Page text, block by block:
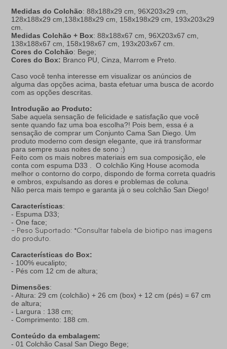
Medidas do Colchão: 88x188x29 cm, 96X203x29 cm,
128x188x29 cm,138x188x29 cm, 158x198x29 cm, 193x203x29
cm.
Medidas Colchão + Box: 88x188x67 cm, 96X203x67 cm,
138x188x67 cm, 158x198x67 cm, 193x203x67 cm.
Cores do Colchão: Bege;
Cores do Box: Branco PU, Cinza, Marrom e Preto.
Caso você tenha interesse em visualizar os anúncios de
alguma das opções acima, basta efetuar uma busca de acordo
com as opções descritas.
Introdução ao Produto:
Sabe aquela sensação de felicidade e satisfação que você
sente quando faz uma boa escolha?! Pois bem, essa é a
sensação de comprar um Conjunto Cama San Diego. Um
produto moderno com design elegante, que irá transformar
para sempre suas noites de sono :)
Feito com os mais nobres materiais em sua composição, ele
conta com espuma D33 . O colchão King House acomoda
melhor o contorno do corpo, dispondo de forma correta quadris
e ombros, expulsando as dores e problemas de coluna.
Não perca mais tempo e garanta já o seu colchão San Diego!
Características:
- Espuma D33;
- One face;
- Peso Suportado: *Consultar tabela de biotipo nas imagens
do produto.
Características do Box:
- 100% eucalipto;
- Pés com 12 cm de altura;
Dimensões:
- Altura: 29 cm (colchão) + 26 cm (box) + 12 cm (pés) = 67 cm
de altura;
- Largura : 138 cm;
- Comprimento: 188 cm.
Conteúdo da embalagem:
- 01 Colchão Casal San Diego Bege;